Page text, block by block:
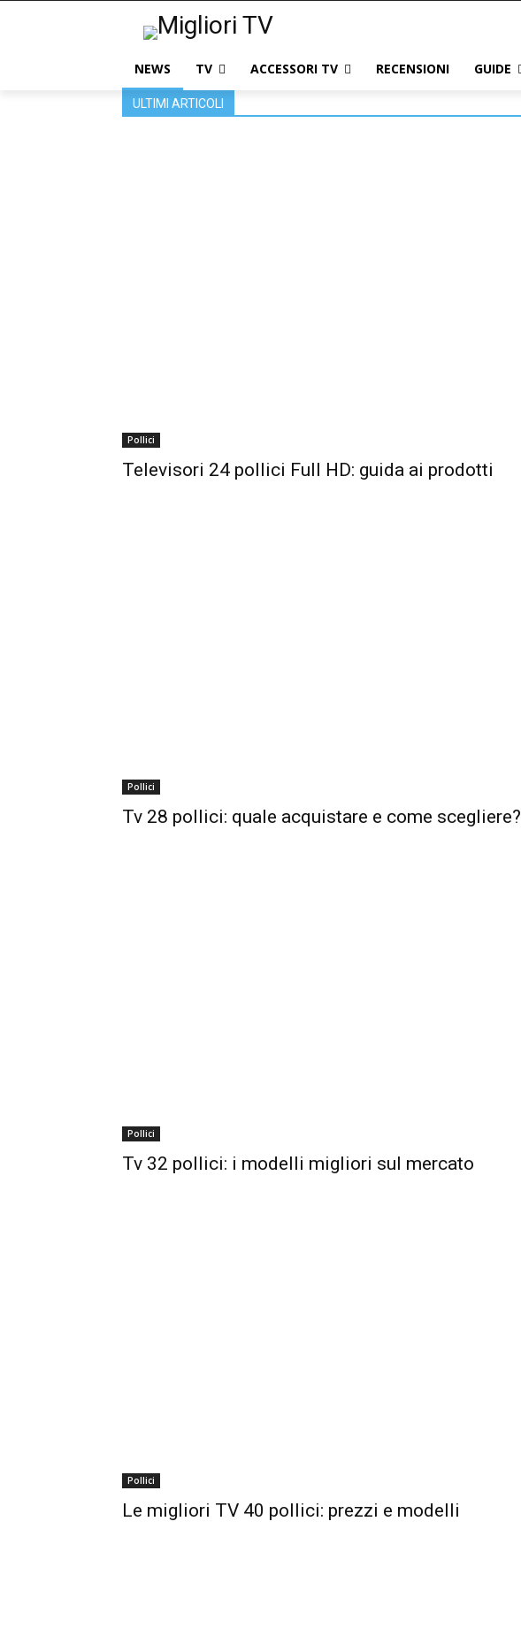
NEWS TV ACCESSORI TV RECENSIONI GUIDE
ULTIMI ARTICOLI
Pollici
Televisori 24 pollici Full HD: guida ai prodotti
Pollici
Tv 28 pollici: quale acquistare e come scegliere?
Pollici
Tv 32 pollici: i modelli migliori sul mercato
Pollici
Le migliori TV 40 pollici: prezzi e modelli